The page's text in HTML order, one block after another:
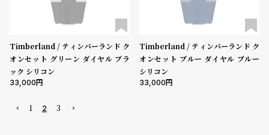
Timberland / ティンバーランド ク
オンセット グリーン ダイヤル ブラ
ック シリコン
33,000
Timberland / ティンバーランド ク
オンセット ブルー ダイヤル ブルー
シリコン
33,000
1 2 3